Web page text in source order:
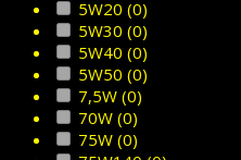
5W20 (0)
5W30 (0)
5W40 (0)
5W50 (0)
7,5W (0)
70W (0)
75W (0)